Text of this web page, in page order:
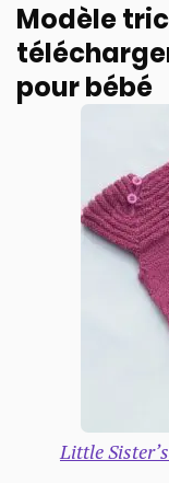
Modèle
pour bébé​
Little